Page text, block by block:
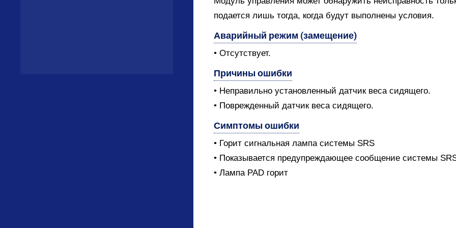
подается лишь тогда, когда будут выполнены условия.
Аварийный режим (замещение)
• Отсутствует.
Причины ошибки
• Неправильно установленный датчик веса сидящего.
• Поврежденный датчик веса сидящего.
Симптомы ошибки
• Горит сигнальная лампа системы SRS
• Показывается предупреждающее сообщение системы
• Лампа PAD горит